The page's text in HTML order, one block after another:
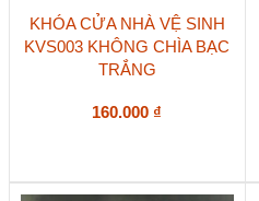
KHÓA CỬA NHÀ VỆ SINH
KVS003 KHÔNG CHÌA BẠC
TRẮNG
160.000 ₫